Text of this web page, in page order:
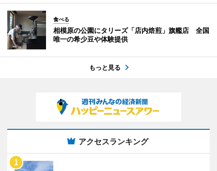
食べる
相模原の公園にタリーズ「店内焙煎」旗艦店 全国
唯一の希少豆や体験提供
もっと見る
アクセスランキング